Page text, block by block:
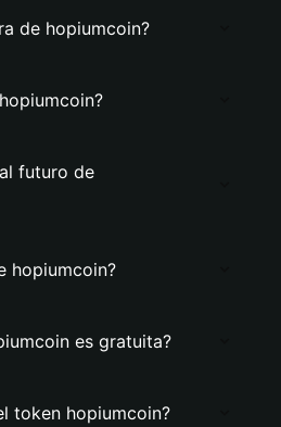
de hopiumcoin?
futuro de
hopiumcoin?
es gratuita?
token hopiumcoin?